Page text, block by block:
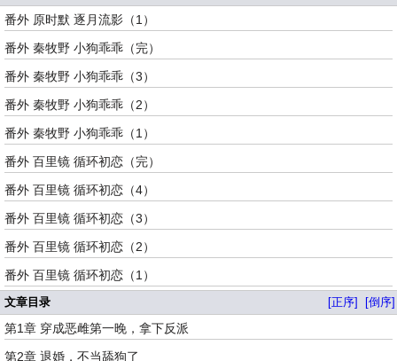
番外 原时默 逐月流影（1）
番外 秦牧野 小狗乖乖（完）
番外 秦牧野 小狗乖乖（3）
番外 秦牧野 小狗乖乖（2）
番外 秦牧野 小狗乖乖（1）
番外 百里镜 循环初恋（完）
番外 百里镜 循环初恋（4）
番外 百里镜 循环初恋（3）
番外 百里镜 循环初恋（2）
番外 百里镜 循环初恋（1）
文章目录 [正序] [倒序]
第1章 穿成恶雌第一晚，拿下反派
第2章 退婚，不当舔狗了